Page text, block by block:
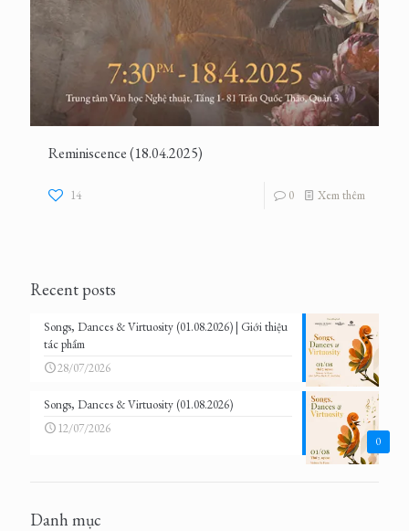
Reminiscence (18.04.2025)
14 0 Xem thêm
Recent posts
Songs, Dances & Virtuosity (01.08.2026) | Giới thiệu
tác phẩm
28/07/2026
0
Songs, Dances & Virtuosity (01.08.2026)
12/07/2026
Danh mục